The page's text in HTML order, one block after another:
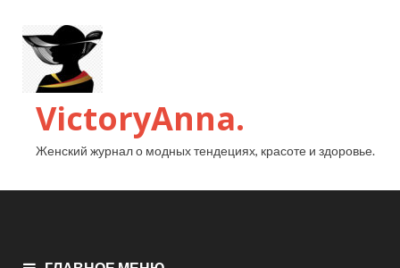
VictoryAnna.
Женский журнал о модных тендециях, красоте и здоровье.